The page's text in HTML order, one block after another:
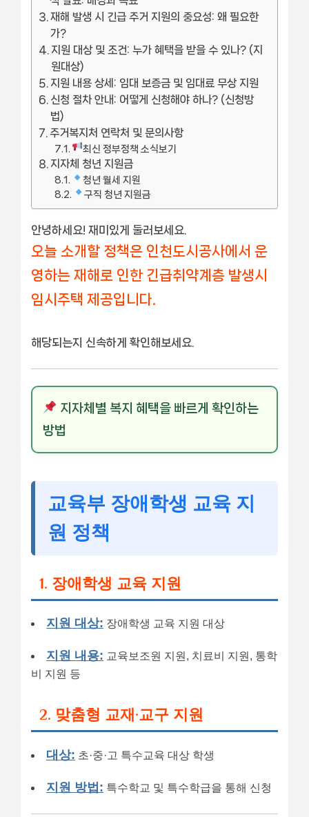
재해 발생 시 긴급 주거 지원의 중요성: 왜 필요한
가?
지원 대상 및 조건: 누가 혜택을 받을 수 있나? (지
원대상)
지원 내용 상세: 임대 보증금 및 임대료 무상 지원
신청 절차 안내: 어떻게 신청해야 하나? (신청방
법)
주거복지처 연락처 및 문의사항
최신 정부정책 소식보기
지자체 청년 지원금
청년 월세 지원
구직 청년 지원금
안녕하세요! 재미있게 둘러보세요.
오늘 소개할 정책은 인천도시공사에서 운
영하는 재해로 인한 긴급취약계층 발생시
임시주택 제공입니다.
해당되는지 신속하게 확인해보세요.
지자체별 복지 혜택을 빠르게 확인하는
방법
교육부 장애학생 교육 지
원 정책
1. 장애학생 교육 지원
지원 대상: 장애학생 교육 지원 대상
지원 내용: 교육보조원 지원, 치료비 지원, 통학
비 지원 등
2. 맞춤형 교재·교구 지원
대상: 초·중·고 특수교육 대상 학생
지원 방법: 특수학교 및 특수학급을 통해 신청